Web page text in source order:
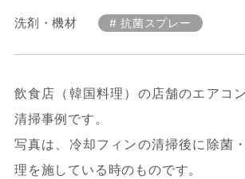
洗剤・機材 抗菌スプレー
飲食店（韓国料理）の店舗のエアコ
清掃事例です。
写真は、冷却フィンの清掃後に除菌
理を施している時のものです。